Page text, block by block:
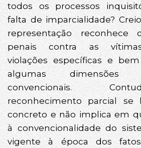
todos os processos
falta de imparcialidade?
representação reconhece
penais contra as
violações específicas e
algumas
convencionais.
reconhecimento parcial se
concreto e não implica em
à convencionalidade do
vigente à época dos